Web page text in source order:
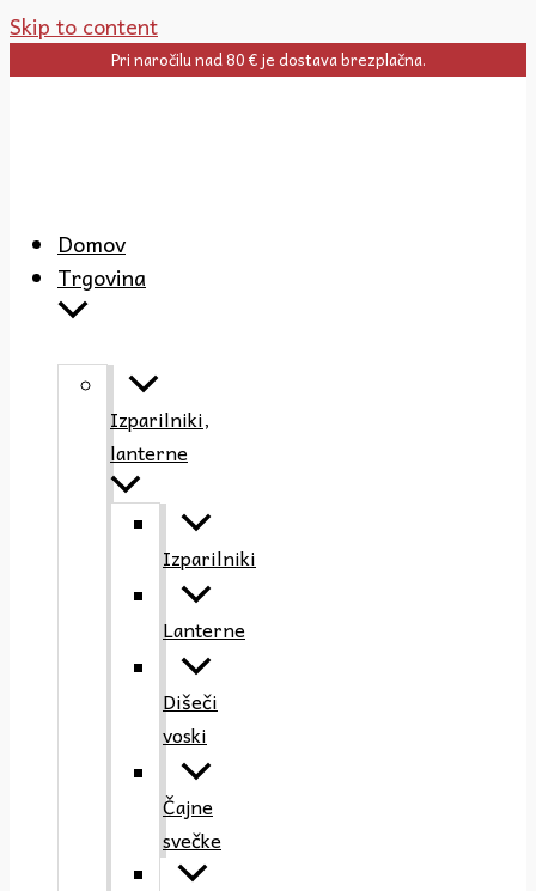
Skip to content
Pri naročilu nad 80 € je dostava brezplačna.
Domov
Trgovina
Izparilniki,
lanterne
Izparilniki
Lanterne
Dišeči
voski
Čajne
svečke